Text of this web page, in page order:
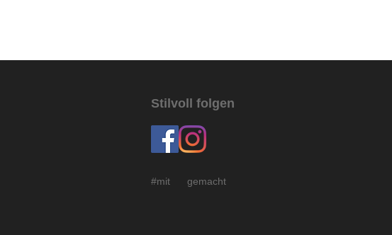
Stilvoll folgen
#mit gemacht